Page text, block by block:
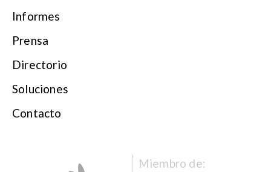
Informes
Prensa
Directorio
Soluciones
Contacto
Miembro de: